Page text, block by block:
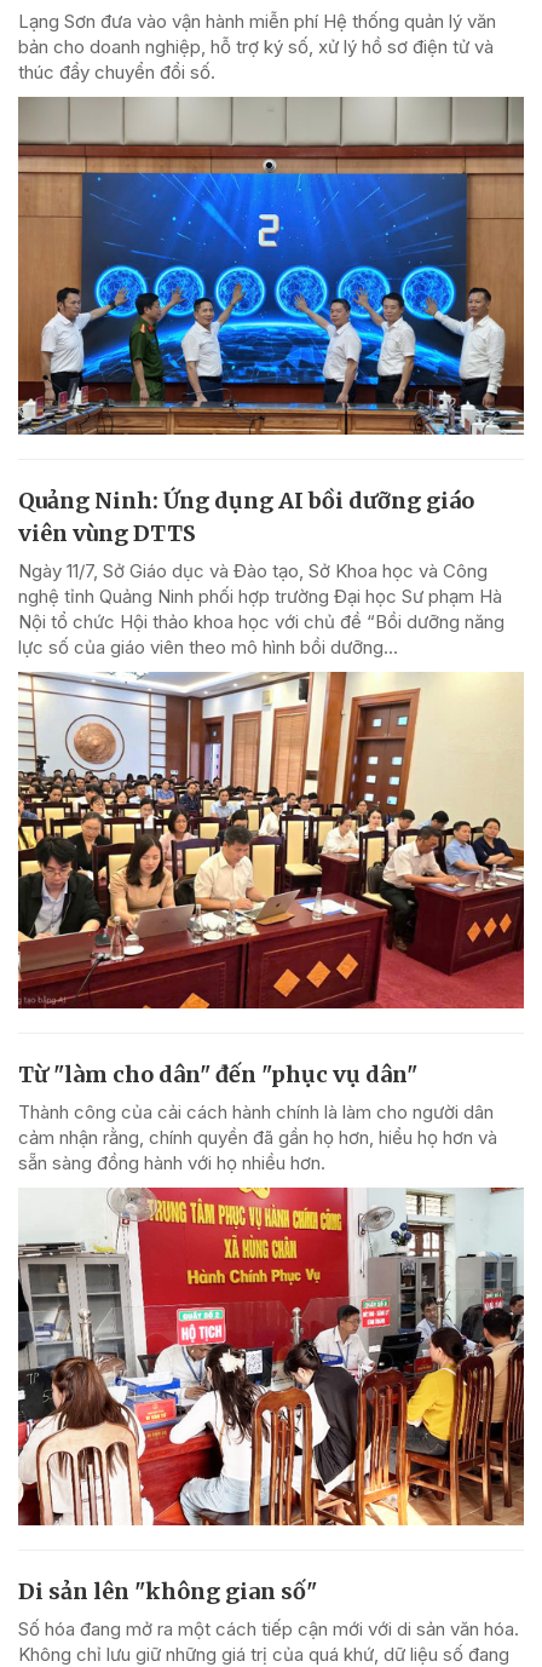
Lạng Sơn đưa vào vận hành miễn phí Hệ thống quản lý văn
bản cho doanh nghiệp, hỗ trợ ký số, xử lý hồ sơ điện tử và
thúc đẩy chuyển đổi số.
Quảng Ninh: Ứng dụng AI bồi dưỡng giáo
viên vùng DTTS
Ngày 11/7, Sở Giáo dục và Đào tạo, Sở Khoa học và Công
nghệ tỉnh Quảng Ninh phối hợp trường Đại học Sư phạm Hà
Nội tổ chức Hội thảo khoa học với chủ đề “Bồi dưỡng năng
lực số của giáo viên theo mô hình bồi dưỡng...
Từ "làm cho dân" đến "phục vụ dân"
Thành công của cải cách hành chính là làm cho người dân
cảm nhận rằng, chính quyền đã gần họ hơn, hiểu họ hơn và
sẵn sàng đồng hành với họ nhiều hơn.
Di sản lên "không gian số"
Số hóa đang mở ra một cách tiếp cận mới với di sản văn hóa.
Không chỉ lưu giữ những giá trị của quá khứ, dữ liệu số đang